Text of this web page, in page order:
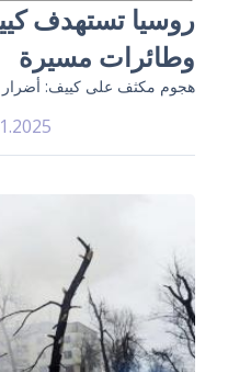
روسيا تستهدف
وطائرات مسيرة
هجوم مكثف على كييف: أضرار
- 13:00